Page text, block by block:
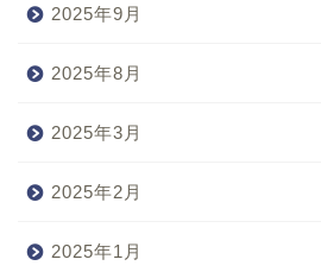
2025年9月
2025年8月
2025年3月
2025年2月
2025年1月